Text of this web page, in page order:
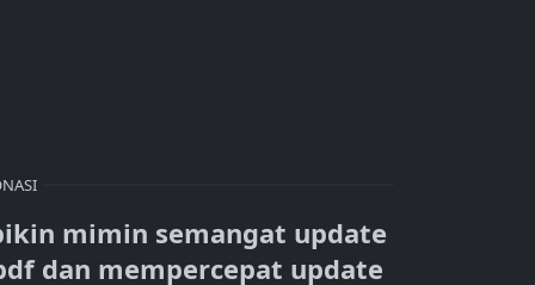
mimin semangat update
dan mempercepat update